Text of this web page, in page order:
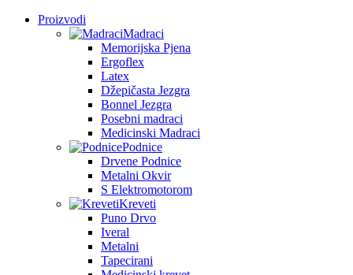
Proizvodi
Madraci
Memorijska Pjena
Ergoflex
Latex
Džepičasta Jezgra
Bonnel Jezgra
Posebni madraci
Medicinski Madraci
Podnice
Drvene Podnice
Metalni Okvir
S Elektromotorom
Kreveti
Puno Drvo
Iveral
Metalni
Tapecirani